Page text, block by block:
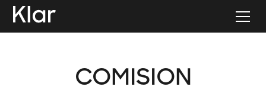
COMISION